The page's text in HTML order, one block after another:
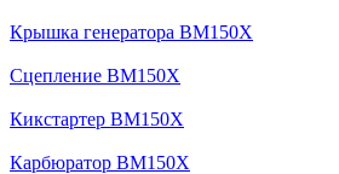
Крышка генератора BM150X
Сцепление BM150X
Кикстартер BM150X
Карбюратор BM150X